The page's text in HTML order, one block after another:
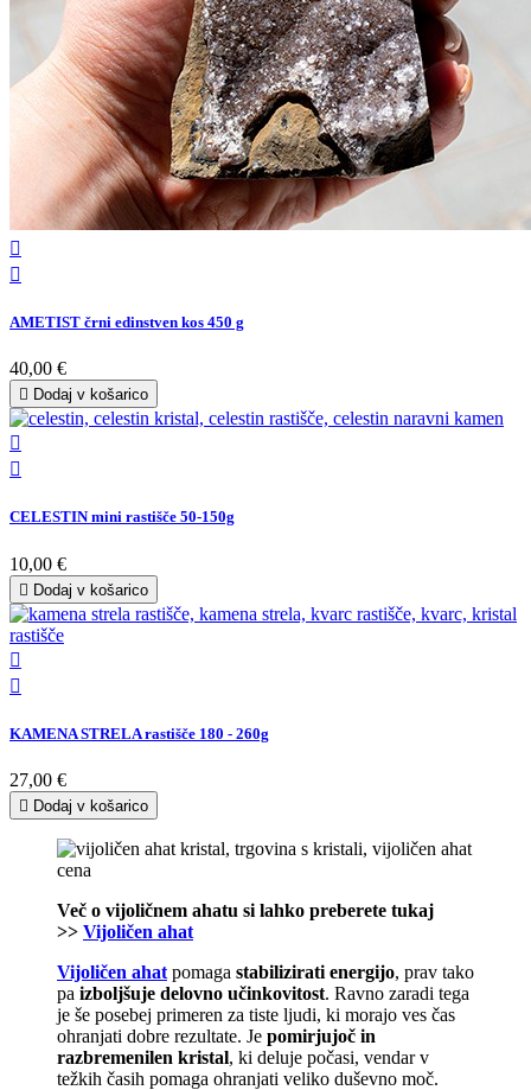


AMETIST črni edinstven kos 450 g
40,00 €
 Dodaj v košarico


CELESTIN mini rastišče 50-150g
10,00 €
 Dodaj v košarico


KAMENA STRELA rastišče 180 - 260g
27,00 €
 Dodaj v košarico
Več o vijoličnem ahatu si lahko preberete tukaj
>> Vijoličen ahat
Vijoličen ahat pomaga stabilizirati energijo, prav tako
pa izboljšuje delovno učinkovitost. Ravno zaradi tega
je še posebej primeren za tiste ljudi, ki morajo ves čas
ohranjati dobre rezultate. Je pomirjujoč in
razbremenilen kristal, ki deluje počasi, vendar v
težkih časih pomaga ohranjati veliko duševno moč.